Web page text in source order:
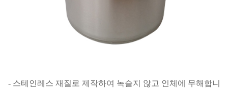
- 스테인레스 재질로 제작하여 녹슬지 않고 인체에 무해합니